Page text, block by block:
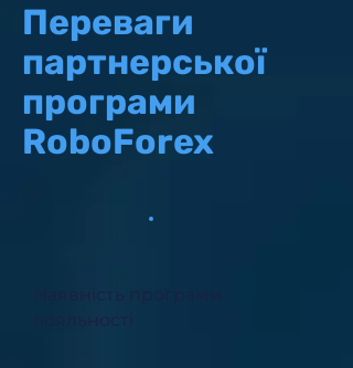
Переваги
партнерської
програми
RoboForex